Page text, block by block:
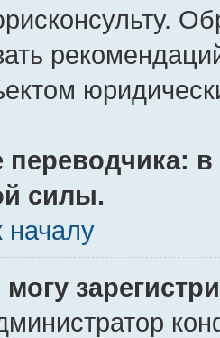
силы.
началу